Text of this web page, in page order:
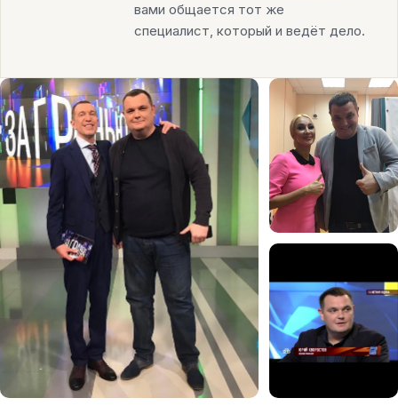
вами общается тот же
специалист, который и ведёт дело.